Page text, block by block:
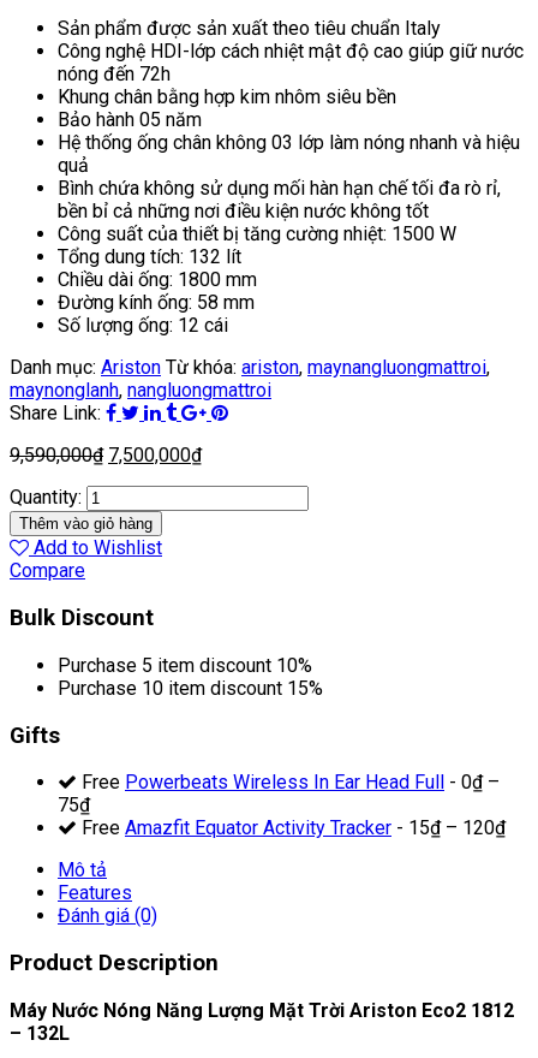
Sản phẩm được sản xuất theo tiêu chuẩn Italy
Công nghệ HDI-lớp cách nhiệt mật độ cao giúp giữ nước
nóng đến 72h
Khung chân bằng hợp kim nhôm siêu bền
Bảo hành 05 năm
Hệ thống ống chân không 03 lớp làm nóng nhanh và hiệu
quả
Bình chứa không sử dụng mối hàn hạn chế tối đa rò rỉ,
bền bỉ cả những nơi điều kiện nước không tốt
Công suất của thiết bị tăng cường nhiệt: 1500 W
Tổng dung tích: 132 lít
Chiều dài ống: 1800 mm
Đường kính ống: 58 mm
Số lượng ống: 12 cái
Danh mục: Ariston Từ khóa: ariston, maynangluongmattroi,
maynonglanh, nangluongmattroi
Share Link:
9,590,000₫ 7,500,000₫
Quantity:
Thêm vào giỏ hàng
Add to Wishlist
Compare
Bulk Discount
Purchase 5 item discount 10%
Purchase 10 item discount 15%
Gifts
Free Powerbeats Wireless In Ear Head Full - 0₫–
75₫
Free Amazfit Equator Activity Tracker - 15₫– 120₫
Mô tả
Features
Đánh giá (0)
Product Description
Máy Nước Nóng Năng Lượng Mặt Trời Ariston Eco2 1812
– 132L